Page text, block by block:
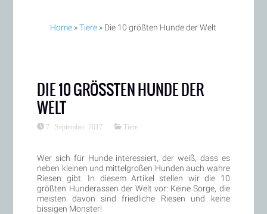
Home »Tiere » Die 10 größten Hunde der Welt
DIE 10 GRÖSSTEN HUNDE DER W
ELT
7. September 2017 Tiere
Wer sich für Hunde interessiert, der weiß, dass es
neben kleinen und mittelgroßen Hunden auch wahre
Riesen gibt. In diesem Artikel stellen wir die 10
größten Hunderassen der Welt vor: Keine Sorge, die
meisten davon sind friedliche Riesen und keine
bissigen Monster!